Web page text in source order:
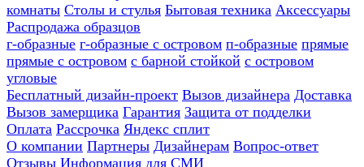
комнаты Столы и стулья Бытовая техника Аксессуары
Распродажа образцов
г-образные г-образные с островом п-образные прямые
прямые с островом с барной стойкой с островом
угловые
Бесплатный дизайн-проект Вызов дизайнера Доставка
Вызов замерщика Гарантия Защита от подделки
Оплата Рассрочка Яндекс сплит
О компании Партнеры Дизайнерам Вопрос-ответ
Отзывы Информация для СМИ